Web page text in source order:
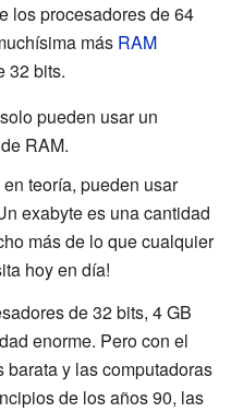
los procesadores de 64
más RAM
32 bits.
pueden usar un
RAM.
teoría, pueden usar
exabyte es una cantidad
más de lo que cualquier
hoy en día!
de 32 bits, 4 GB
enorme. Pero con el
y las computadoras
de los años 90, las